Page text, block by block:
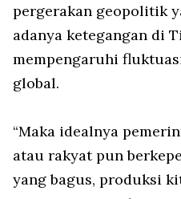
pergerakan geopolitik
adanya ketegangan di
mempengaruhi
global.
“Maka idealnya
atau rakyat pun
yang bagus, produksi